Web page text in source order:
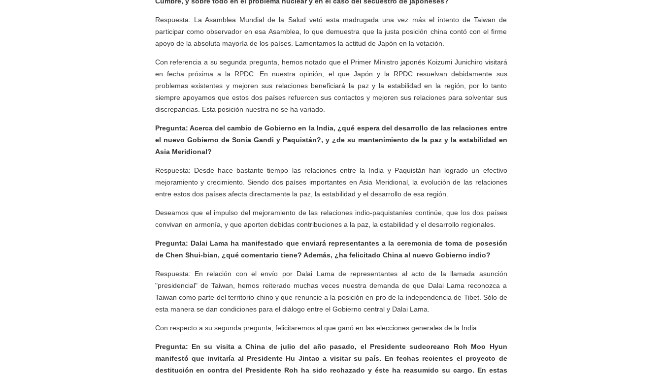
Respuesta: La Asamblea Mundial de la Salud vetó esta madrugada una vez más el intento de Taiwan de
participar como observador en esa Asamblea, lo que demuestra que la justa posición china contó con el firme
apoyo de la absoluta mayoría de los países. Lamentamos la actitud de Japón en la votación.
Con referencia a su segunda pregunta, hemos notado que el Primer Ministro japonés Koizumi Junichiro visitará
en fecha próxima a la RPDC. En nuestra opinión, el que Japón y la RPDC resuelvan debidamente sus
problemas existentes y mejoren sus relaciones beneficiará la paz y la estabilidad en la región, por lo tanto
siempre apoyamos que estos dos países refuercen sus contactos y mejoren sus relaciones para solventar sus
discrepancias. Esta posición nuestra no se ha variado.
Pregunta: Acerca del cambio de Gobierno en la India, ¿qué espera del desarrollo de las relaciones entre
el nuevo Gobierno de Sonia Gandi y Paquistán?, y ¿de su mantenimiento de la paz y la estabilidad en
Asia Meridional?
Respuesta: Desde hace bastante tiempo las relaciones entre la India y Paquistán han logrado un efectivo
mejoramiento y crecimiento. Siendo dos países importantes en Asia Meridional, la evolución de las relaciones
entre estos dos países afecta directamente la paz, la estabilidad y el desarrollo de esa región.
Deseamos que el impulso del mejoramiento de las relaciones indio-paquistaníes continúe, que los dos países
convivan en armonía, y que aporten debidas contribuciones a la paz, la estabilidad y el desarrollo regionales.
Pregunta: Dalai Lama ha manifestado que enviará representantes a la ceremonia de toma de posesión
de Chen Shui-bian, ¿qué comentario tiene? Además, ¿ha felicitado China al nuevo Gobierno indio?
Respuesta: En relación con el envío por Dalai Lama de representantes al acto de la llamada asunción
"presidencial" de Taiwan, hemos reiterado muchas veces nuestra demanda de que Dalai Lama reconozca a
Taiwan como parte del territorio chino y que renuncie a la posición en pro de la independencia de Tibet. Sólo de
esta manera se dan condiciones para el diálogo entre el Gobierno central y Dalai Lama.
Con respecto a su segunda pregunta, felicitaremos al que ganó en las elecciones generales de la India
Pregunta: En su visita a China de julio del año pasado, el Presidente sudcoreano Roh Moo Hyun
manifestó que invitaría al Presidente Hu Jintao a visitar su país. En fechas recientes el proyecto de
destitución en contra del Presidente Roh ha sido rechazado y éste ha reasumido su cargo. En estas